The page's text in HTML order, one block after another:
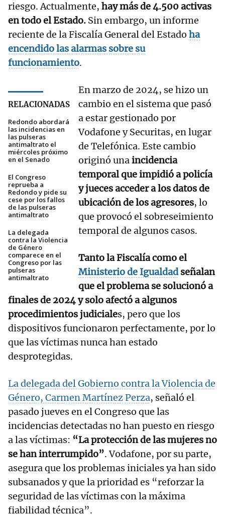
riesgo. Actualmente, hay más de 4.500 activas
en todo el Estado. Sin embargo, un informe
reciente de la Fiscalía General del Estado ha
encendido las alarmas sobre su
funcionamiento.
RELACIONADAS
Redondo abordará
las incidencias en
las pulseras
antimaltrato el
miércoles próximo
en el Senado
El Congreso
reprueba a
Redondo y pide su
cese por los fallos
de las pulseras
antimaltrato
La delegada
contra la Violencia
de Género
comparece en el
Congreso por las
pulseras
antimaltrato
En marzo de 2024, se hizo un
cambio en el sistema que pasó
a estar gestionado por
Vodafone y Securitas, en lugar
de Telefónica. Este cambio
originó unaincidencia
temporal que impidió a policía
y jueces acceder a los datos de
ubicación de los agresores, lo
que provocó el sobreseimiento
temporal de algunos casos.
Tanto la Fiscalía como el
Ministerio de Igualdadseñalan
que el problema se solucionó a
finales de 2024 y solo afectó a algunos
procedimientos judiciales, pero que los
dispositivos funcionaron perfectamente, por lo
que las víctimas nunca han estado
desprotegidas.
La delegada del Gobierno contra la Violencia de
Género, Carmen Martínez Perza, señaló el
pasado jueves en el Congreso que las
incidencias detectadas no han puesto en riesgo
a las víctimas: “La protección de las mujeres no
se han interrumpido”. Vodafone, por su parte,
asegura que los problemas iniciales ya han sido
subsanados y que la prioridad es “reforzar la
seguridad de las víctimas con la máxima
fiabilidad técnica”.